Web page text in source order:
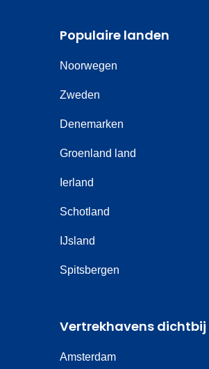
Populaire landen
Noorwegen
Zweden
Denemarken
Groenland land
Ierland
Schotland
IJsland
Spitsbergen
Vertrekhavens dichtbij
Amsterdam